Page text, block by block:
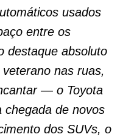
usados
entre os
destaque absoluto
nas ruas,
— o Toyota
chegada de novos
dos SUVs, o